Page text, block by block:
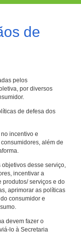
de
pelos
por diversos
de defesa dos
incentivo e
além de
desse serviço,
incentivar a
serviços e do
aprimorar as políticas
consumidor e
devem fazer o
lo à Secretaria